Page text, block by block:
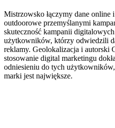
Mistrzowsko łączymy dane
outdoorowe przemyślanymi
skuteczność kampanii
użytkowników, którzy odwiedzili
reklamy. Geolokalizacja i autorski
stosowanie digital marketingu
odniesieniu do tych
marki jest największe.